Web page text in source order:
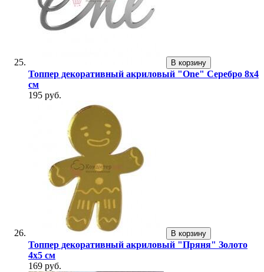
В корзину
Топпер декоративный акриловый "One" Серебро 8х4
см
195 руб.
В корзину
Топпер декоративный акриловый "Пряня" Золото
4х5 см
169 руб.